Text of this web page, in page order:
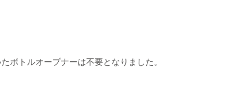
ボトルオープナーは不要となりました。